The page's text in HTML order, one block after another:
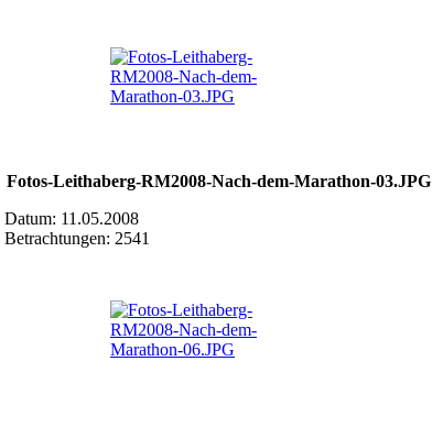
Fotos-Leithaberg-RM2008-Nach-dem-Marathon-03.JPG
Datum: 11.05.2008
Betrachtungen: 2541